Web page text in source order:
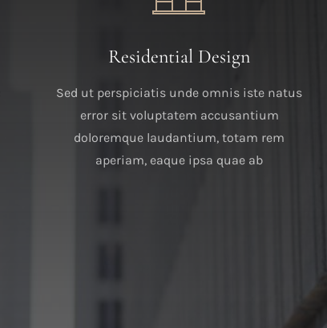
Residential Design
Sed ut perspiciatis unde omnis iste natus
error sit voluptatem accusantium
doloremque laudantium, totam rem
aperiam, eaque ipsa quae ab